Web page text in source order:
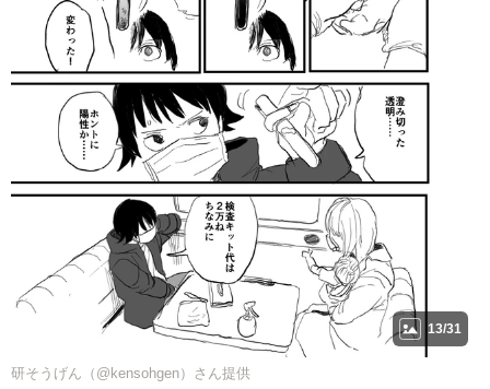
13/31
研そうげん（@kensohgen）さん提供